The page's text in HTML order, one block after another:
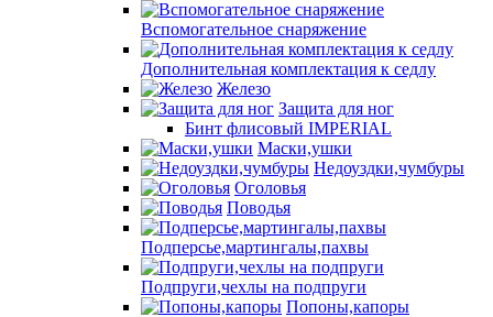
Вспомогательное снаряжение
Дополнительная комплектация к седлу
Железо
Защита для ног
Бинт флисовый IMPERIAL
Маски,ушки
Недоуздки,чумбуры
Оголовья
Поводья
Подперсье,мартингалы,пахвы
Подпруги,чехлы на подпруги
Попоны,капоры